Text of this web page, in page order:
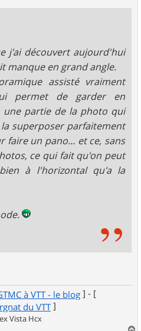
j'ai découvert aujourd'hui
manque en grand angle.
assisté vraiment
permet de garder en
une partie de la photo qui
superposer parfaitement
faire un pano... et ce, sans
ce qui fait qu'on peut
à l'horizontal qu'a la
à VTT - le blog ] - [
du VTT ]
Vista Hcx